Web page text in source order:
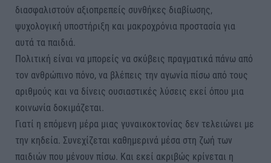
διασφαλιστούν αξιοπρεπείς συνθήκες διαβίωσης,
ψυχολογική υποστήριξη και μακροχρόνια προστασία για
αυτά τα παιδιά.
Πολιτική είναι να μπορείς να σκύβεις πραγματικά πάνω από
τον ανθρώπινο πόνο, να βλέπεις την αγωνία πίσω από τους
αριθμούς και να δίνεις ουσιαστικές λύσεις εκεί όπου μια
κοινωνία δοκιμάζεται.
Γιατί η επόμενη μέρα μιας γυναικοκτονίας δεν τελειώνει με
την κηδεία. Συνεχίζεται καθημερινά μέσα στη ζωή των
παιδιών που μένουν πίσω. Και εκεί ακριβώς κρίνεται η